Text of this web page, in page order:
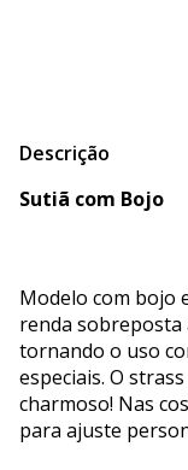
Descrição
Sutiã com Bojo
Modelo com bojo
renda sobreposta
tornando o uso
especiais. O
charmoso! Nas
para ajuste